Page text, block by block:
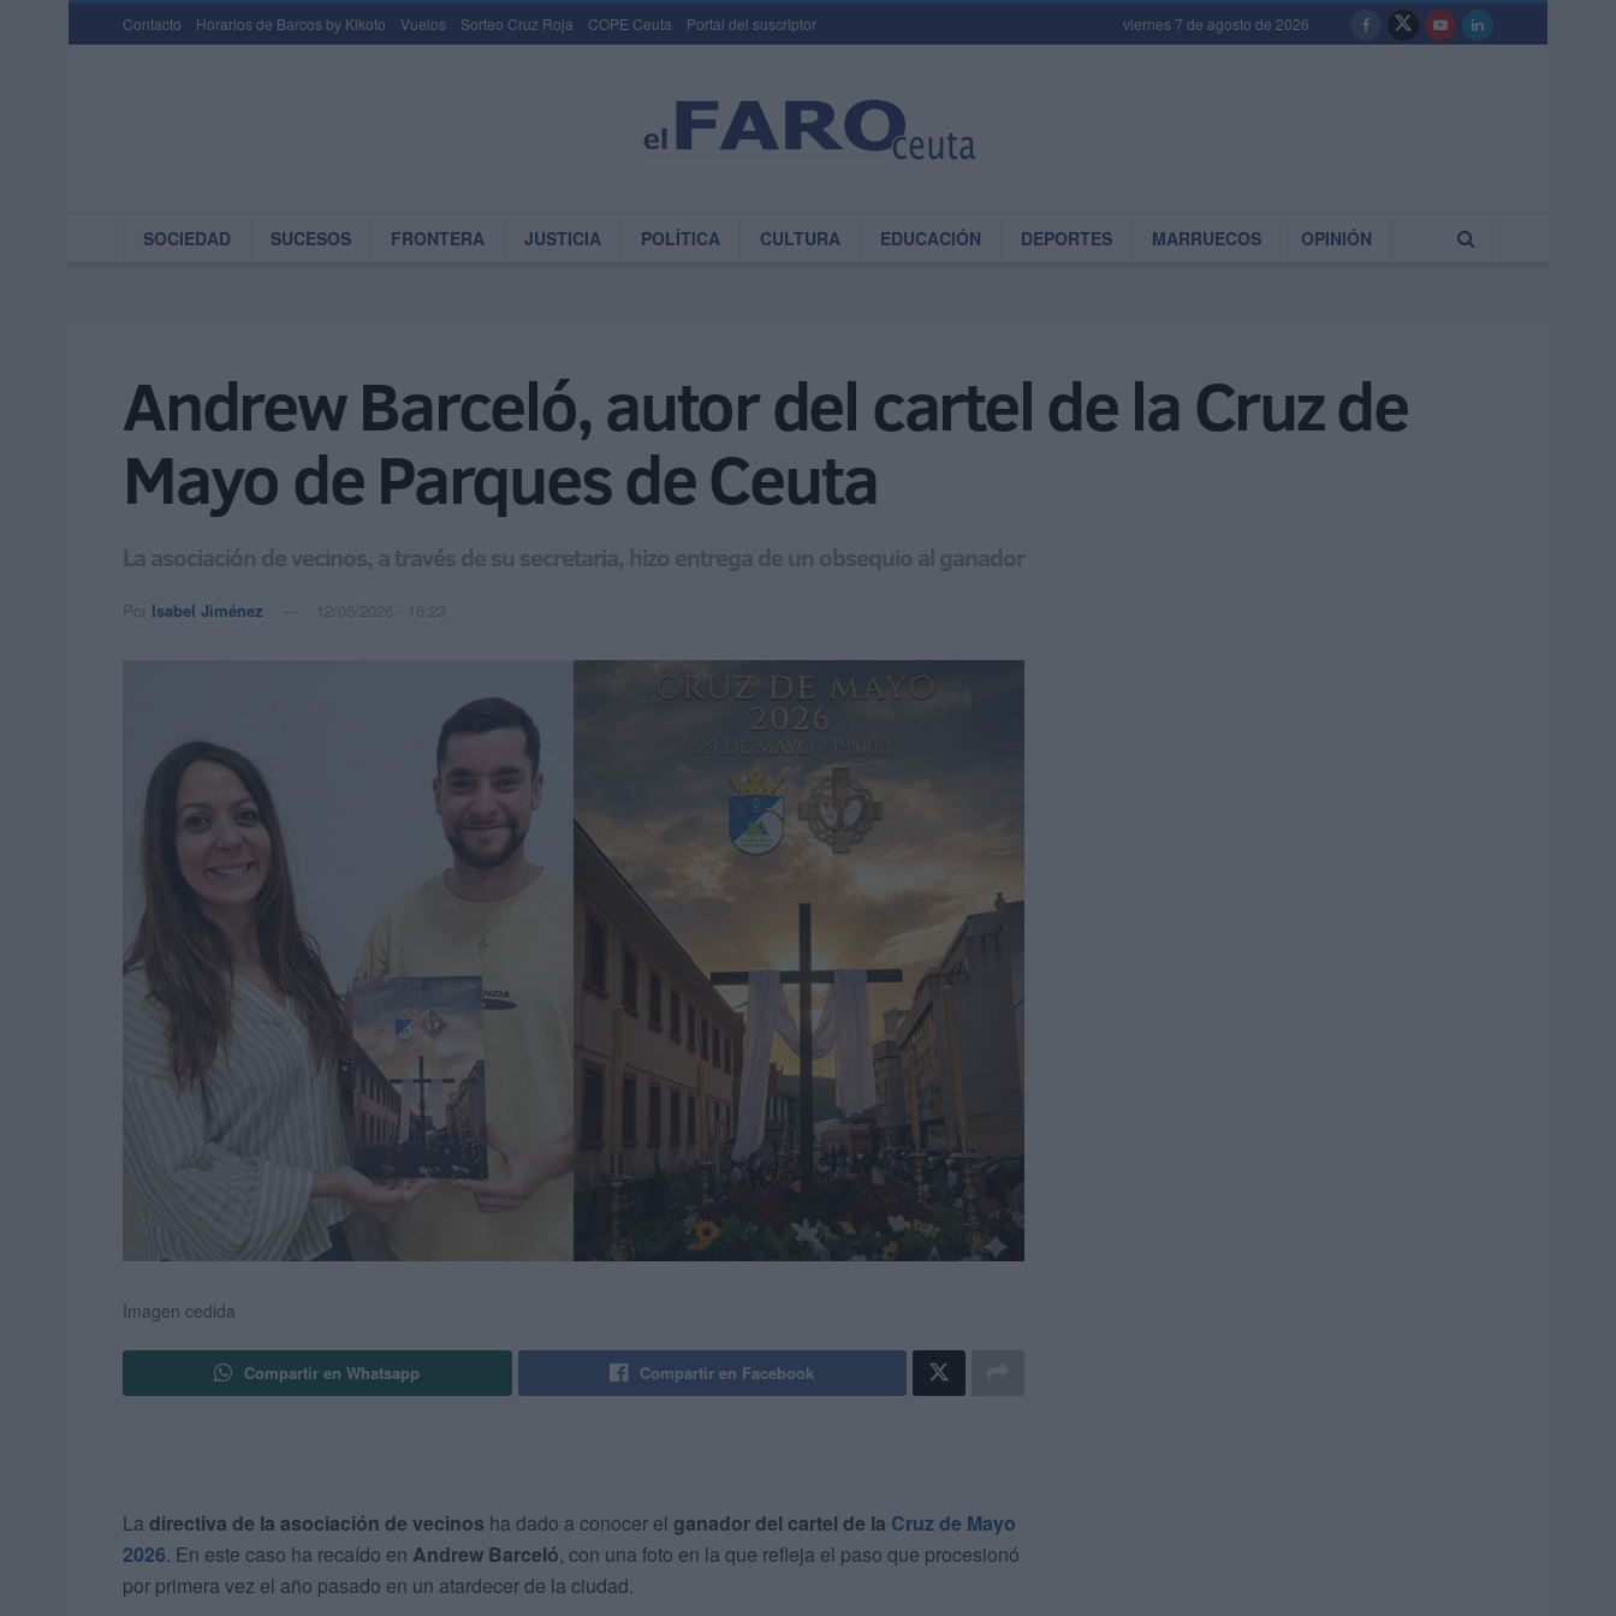
Contacto Horarios de Barcos by Kikoto Vuelos Sorteo Cruz Roja COPE Ceuta Portal del suscriptor viernes 7 de agosto de 2026
SOCIEDAD SUCESOS FRONTERA JUSTICIA POLÍTICA CULTURA EDUCACIÓN DEPORTES MARRUECOS OPINIÓN
Andrew Barceló, autor del cartel de la Cruz de
Mayo de Parques de Ceuta
La asociación de vecinos, a través de su secretaria, hizo entrega de un obsequio al ganador
Por Isabel Jiménez 12/05/2026 - 16:23
Imagen cedida
Compartir en Whatsapp Compartir en Facebook
La directiva de la asociación de vecinos ha dado a conocer el ganador del cartel de la Cruz de Mayo
2026. En este caso ha recaído en Andrew Barceló, con una foto en la que refleja el paso que procesionó
por primera vez el año pasado en un atardecer de la ciudad.